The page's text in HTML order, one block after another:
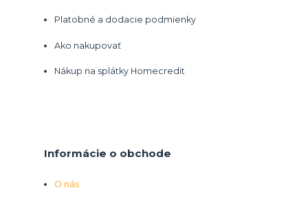
Platobné a dodacie podmienky
Ako nakupovať
Nákup na splátky Homecredit
Informácie o obchode
O nás